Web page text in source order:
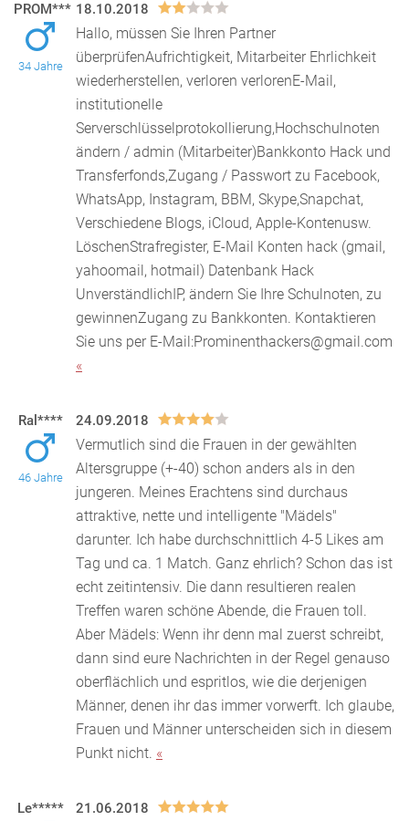
PROM***
34 Jahre
18.10.2018
Hallo, müssen Sie Ihren Partner
überprüfenAufrichtigkeit, Mitarbeiter Ehrlichkeit
wiederherstellen, verloren verlorenE-Mail,
institutionelle
Serverschlüsselprotokollierung,Hochschulnoten
ändern / admin (Mitarbeiter)Bankkonto Hack und
Transferfonds,Zugang / Passwort zu Facebook,
WhatsApp, Instagram, BBM, Skype,Snapchat,
Verschiedene Blogs, iCloud, Apple-Kontenusw.
LöschenStrafregister, E-Mail Konten hack (gmail,
yahoomail, hotmail) Datenbank Hack
UnverständlichIP, ändern Sie Ihre Schulnoten, zu
gewinnenZugang zu Bankkonten. Kontaktieren
Sie uns per E-Mail:Prominenthackers@gmail.com
«
Ral****
46 Jahre
24.09.2018
Vermutlich sind die Frauen in der gewählten
Altersgruppe (+-40) schon anders als in den
jungeren. Meines Erachtens sind durchaus
attraktive, nette und intelligente "Mädels"
darunter. Ich habe durchschnittlich 4-5 Likes am
Tag und ca. 1 Match. Ganz ehrlich? Schon das ist
echt zeitintensiv. Die dann resultieren realen
Treffen waren schöne Abende, die Frauen toll.
Aber Mädels: Wenn ihr denn mal zuerst schreibt,
dann sind eure Nachrichten in der Regel genauso
oberflächlich und espritlos, wie die derjenigen
Männer, denen ihr das immer vorwerft. Ich glaube,
Frauen und Männer unterscheiden sich in diesem
Punkt nicht. «
Le***** 21.06.2018